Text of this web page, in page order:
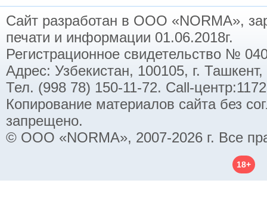
Сайт разработан в ООО «NORMA»,
печати и информации 01.06.2018г.
Регистрационное свидетельство №
Адрес: Узбекистан, 100105, г.
Тел. (998 78) 150-11-72. Call-
Копирование материалов сайта без
запрещено.
© ООО «NORMA», 2007-2026 г. Все
18+